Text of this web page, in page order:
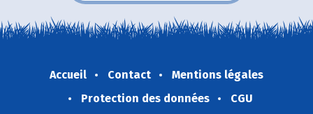
Accueil Contact
Mentions légales
Protection des données
CGU